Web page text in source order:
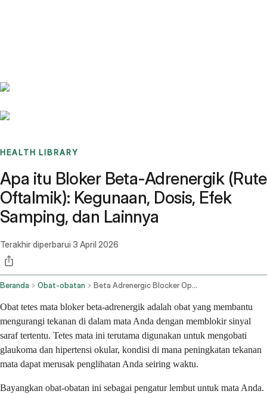
HEALTH LIBRARY
Apa itu Bloker Beta-Adrenergik (Rute
Oftalmik): Kegunaan, Dosis, Efek
Samping, dan Lainnya
Terakhir diperbarui 3 April 2026
Beranda Obat-obatan Beta Adrenergic Blocker Ophthalmic Route
Obat tetes mata bloker beta-adrenergik adalah obat yang membantu
mengurangi tekanan di dalam mata Anda dengan memblokir sinyal
saraf tertentu. Tetes mata ini terutama digunakan untuk mengobati
glaukoma dan hipertensi okular, kondisi di mana peningkatan tekanan
mata dapat merusak penglihatan Anda seiring waktu.
Bayangkan obat-obatan ini sebagai pengatur lembut untuk mata Anda.